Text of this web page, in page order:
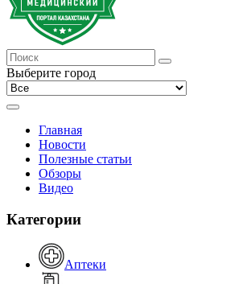
Выберите город
Главная
Новости
Полезные статьи
Обзоры
Видео
Категории
Аптеки